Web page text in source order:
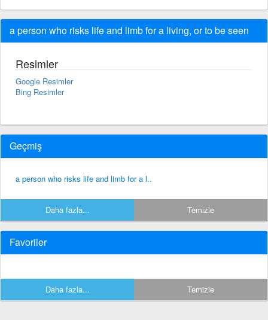
a person who risks life and limb for a living, or to be seen
Resimler
Google Resimler
Bing Resimler
Geçmiş
a person who risks life and limb for a l..
Daha fazla... Temizle
Favoriler
Daha fazla... Temizle